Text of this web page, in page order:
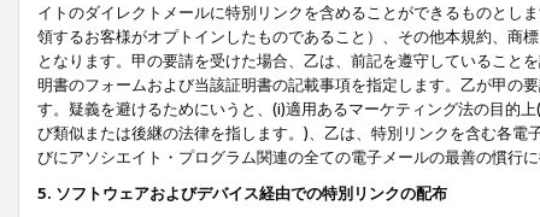
イトのダイレクトメールに特別リンクを含めることができるものとし
領するお客様がオプトインしたものであること）、その他本規約、商
となります。甲の要請を受けた場合、乙は、前記を遵守していること
明書のフォームおよび当該証明書の記載事項を指定します。乙が甲の
す。疑義を避けるためにいうと、(i)適用あるマーケティング法の目的
び類似または後継の法律を指します。)、乙は、特別リンクを含む各
びにアソシエイト・プログラム関連の全ての電子メールの最善の慣行
5. ソフトウェアおよびデバイス経由での特別リンクの配布